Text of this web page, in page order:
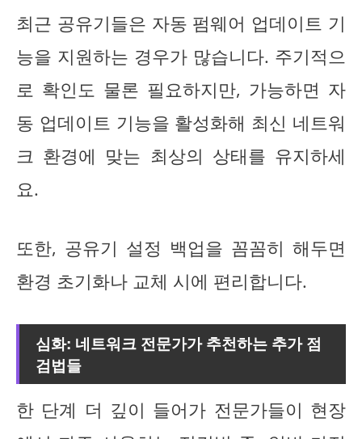
최근 공유기들은 자동 펌웨어 업데이트 기
능을 지원하는 경우가 많습니다. 주기적으
로 확인도 물론 필요하지만, 가능하면 자
동 업데이트 기능을 활성화해 최신 네트워
크 환경에 맞는 최상의 상태를 유지하세
요.
또한, 공유기 설정 백업을 꼼꼼히 해두면
환경 초기화나 교체 시에 편리합니다.
심화: 네트워크 전문가가 추천하는 추가 점
검법들
한 단계 더 깊이 들어가 전문가들이 현장